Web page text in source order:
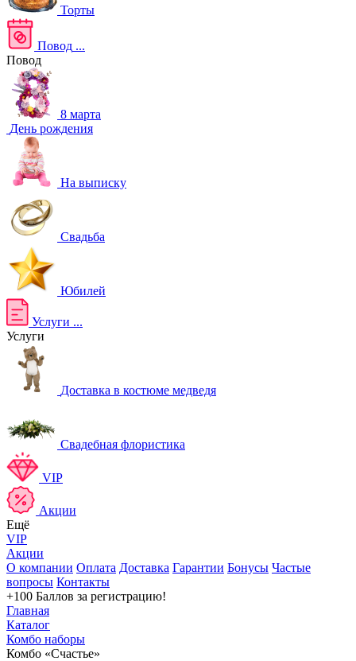
Торты
Повод ...
Повод
8 марта
День рождения
На выписку
Свадьба
Юбилей
Услуги ...
Услуги
Доставка в костюме медведя
Свадебная флористика
VIP
Акции
Ещё
VIP
Акции
О компании Оплата Доставка Гарантии Бонусы Частые
вопросы Контакты
+100 Баллов за регистрацию!
Главная
Каталог
Комбо наборы
Комбо «Счастье»